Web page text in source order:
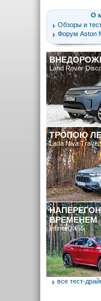
О
Обзоры и
Форум Aston
Land Rover
ТРОПОЮ
Lada Niva Travel
ВРЕМЕНЕМ
Infiniti QX55
все тест-